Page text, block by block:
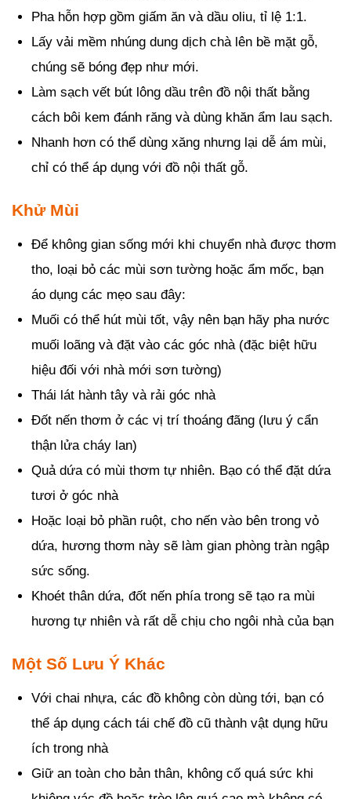
Pha hỗn hợp gồm giấm ăn và dầu oliu, tỉ lệ 1:1.
Lấy vải mềm nhúng dung dịch chà lên bề mặt gỗ,
chúng sẽ bóng đẹp như mới.
Làm sạch vết bút lông dầu trên đồ nội thất bằng
cách bôi kem đánh răng và dùng khăn ẩm lau sạch.
Nhanh hơn có thể dùng xăng nhưng lại dễ ám mùi,
chỉ có thể áp dụng với đồ nội thất gỗ.
Khử Mùi
Để không gian sống mới khi chuyển nhà được thơm
tho, loại bỏ các mùi sơn tường hoặc ẩm mốc, bạn
áo dụng các mẹo sau đây:
Muối có thể hút mùi tốt, vậy nên bạn hãy pha nước
muối loãng và đặt vào các góc nhà (đặc biệt hữu
hiệu đối với nhà mới sơn tường)
Thái lát hành tây và rải góc nhà
Đốt nến thơm ở các vị trí thoáng đãng (lưu ý cẩn
thận lửa cháy lan)
Quả dứa có mùi thơm tự nhiên. Bạo có thể đặt dứa
tươi ở góc nhà
Hoặc loại bỏ phần ruột, cho nến vào bên trong vỏ
dứa, hương thơm này sẽ làm gian phòng tràn ngập
sức sống.
Khoét thân dứa, đốt nến phía trong sẽ tạo ra mùi
hương tự nhiên và rất dễ chịu cho ngôi nhà của bạn
Một Số Lưu Ý Khác
Với chai nhựa, các đồ không còn dùng tới, bạn có
thể áp dụng cách tái chế đồ cũ thành vật dụng hữu
ích trong nhà
Giữ an toàn cho bản thân, không cố quá sức khi